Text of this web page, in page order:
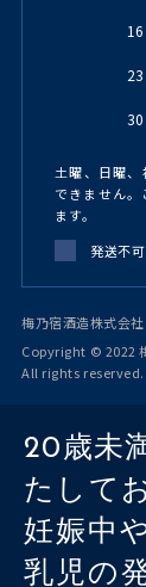
16
23
30
土曜、日曜
できません
ます。
発送不
梅乃宿酒造株式会社
Copyright © 2022
All rights reserved.
20歳未
たして
妊娠中
乳児の